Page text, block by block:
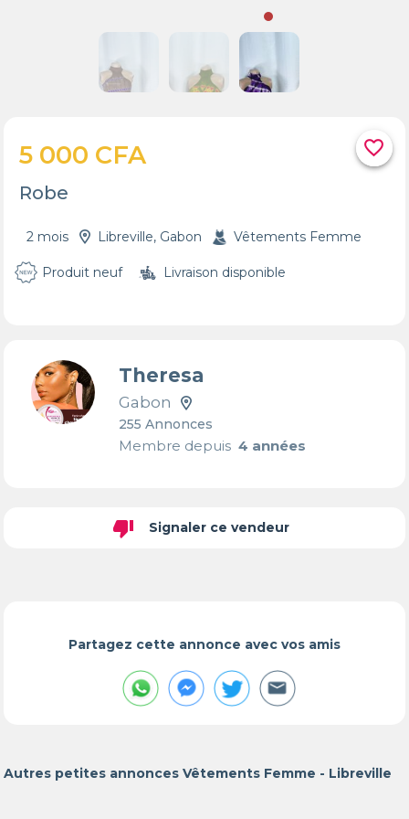
favorite_border
5 000 CFA
Robe
2 mois Libreville, Gabon Vêtements Femme
Produit neuf Livraison disponible
Theresa
Gabon
255 Annonces
Membre depuis4 années
thumb_down Signaler ce vendeur
Partagez cette annonce avec vos amis
Autres petites annonces Vêtements Femme - Libreville